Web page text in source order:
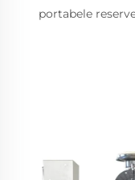
portabele